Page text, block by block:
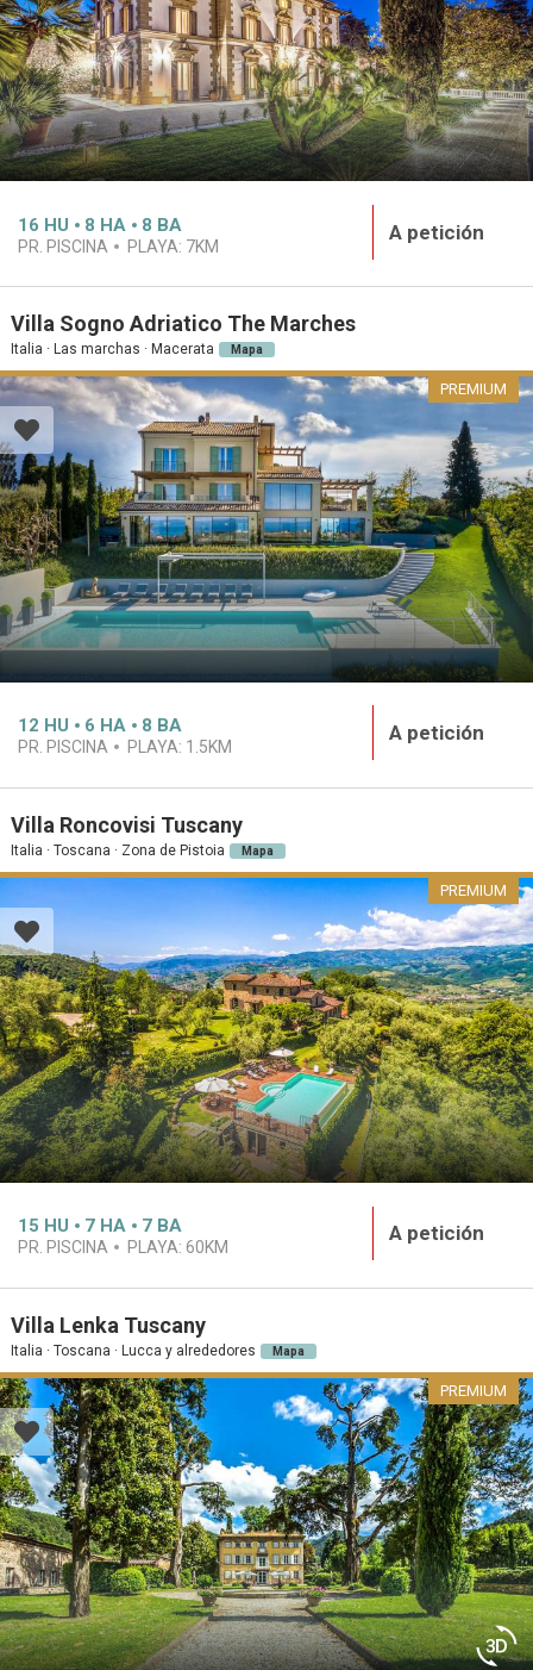
16 HU 8 HA 8 BA
PR. PISCINA PLAYA: 7KM
A petición
Villa Sogno Adriatico The Marches
Italia · Las marchas · Macerata Mapa
PREMIUM
12 HU 6 HA 8 BA
PR. PISCINA PLAYA: 1.5KM
A petición
Villa Roncovisi Tuscany
Italia · Toscana · Zona de Pistoia Mapa
PREMIUM
15 HU 7 HA 7 BA
PR. PISCINA PLAYA: 60KM
A petición
Villa Lenka Tuscany
Italia · Toscana · Lucca y alrededores Mapa
PREMIUM